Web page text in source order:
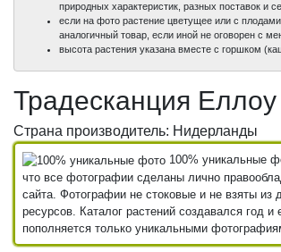
природных характеристик, разных поставок и
если на фото растение цветущее или с
аналогичный товар, если иной не оговорен с
высота растения указана вместе с горшком
Традесканция
Страна производитель: Нидерланды
100% уникальные
что все фотографии сделаны лично
сайта. Фотографии не стоковые и не взяты из
ресурсов. Каталог растений создавался год и
пополняется только уникальными